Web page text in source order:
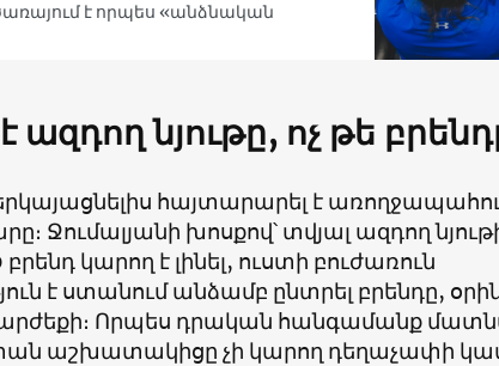
է որպես «անձնական
է ազդող նյութը, ոչ թե
հայտարարել է
Ջումալյանի խոսքով՝ տվյալ ազդող
կարող է լինել, ուստի բուժառուն
է ստանում անձամբ ընտրել բրենդը,
Որպես դրական հանգամանք
աշխատակիցը չի կարող դեղաչափի